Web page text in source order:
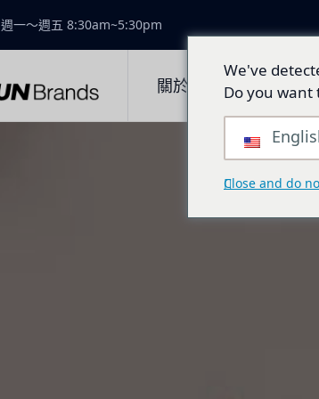
週一～週五 8:30am~5:30pm
關於瑞順 產品與
We've
Do you want
Close and do